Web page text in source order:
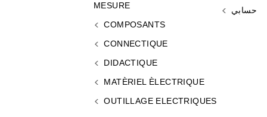
حسابي
MESURE
COMPOSANTS
CONNECTIQUE
DIDACTIQUE
MATÈRIEL ÈLECTRIQUE
OUTILLAGE ELECTRIQUES